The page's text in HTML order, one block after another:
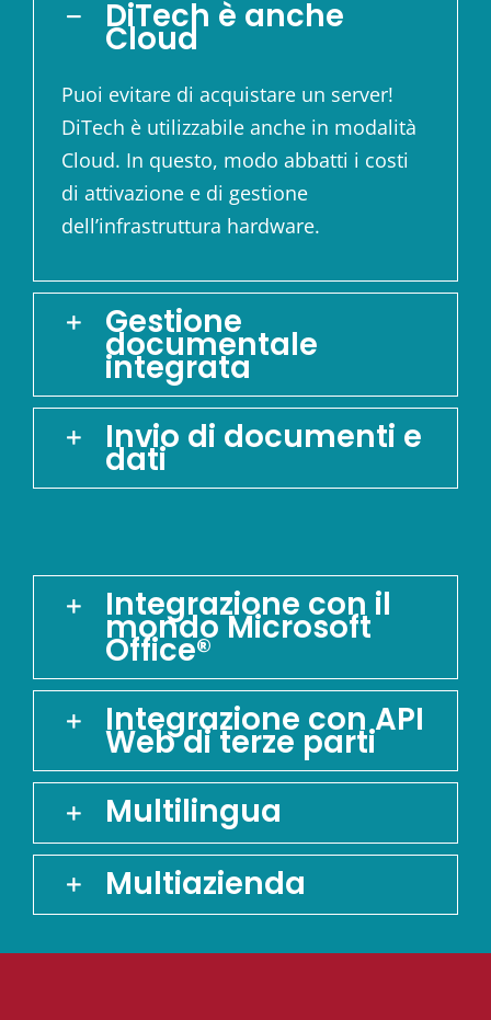
DiTech è anche
Cloud
Puoi evitare di acquistare un server!
DiTech è utilizzabile anche in modalità
Cloud. In questo, modo abbatti i costi
di attivazione e di gestione
dell’infrastruttura hardware.
Gestione
documentale
integrata
Invio di documenti e
dati
Integrazione con il
mondo Microsoft
Office®
Integrazione con API
Web di terze parti
Multilingua
Multiazienda